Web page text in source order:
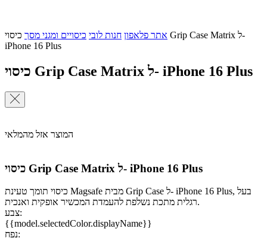
אתר פלאפון חנות לובי כיסויים ומגני מסך כיסוי Grip Case Matrix ל-
iPhone 16 Plus
כיסוי Grip Case Matrix ל- iPhone 16 Plus
המוצר אזל מהמלאי
כיסוי Grip Case Matrix ל- iPhone 16 Plus
כיסוי תומך טעינת Magsafe מבית Grip Case ל- iPhone 16 Plus, בעל
רגלית מתכת נשלפת להעמדת המכשיר אופקית ואנכית.
צבע:
{{model.selectedColor.displayName}}
נפח: